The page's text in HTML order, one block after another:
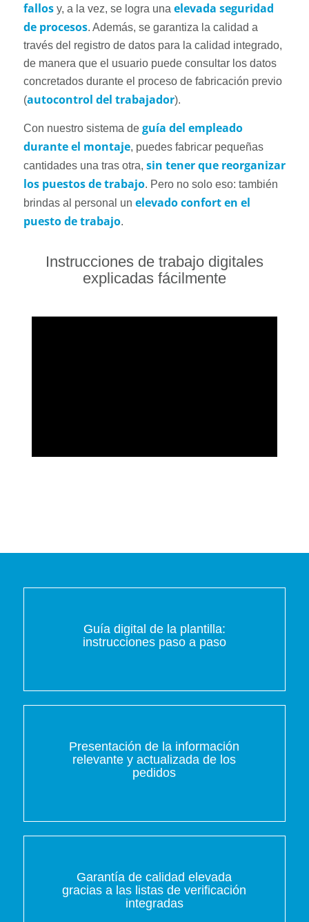
fallosy, a la vez, se logra una elevada seguridad
de procesos. Además, se garantiza la calidad a
través del registro de datos para la calidad integrado,
de manera que el usuario puede consultar los datos
concretados durante el proceso de fabricación previo
(autocontrol del trabajador).
Con nuestro sistema de guía del empleado
durante el montaje, puedes fabricar pequeñas
cantidades una tras otra, sin tener que reorganizar
los puestos de trabajo. Pero no solo eso: también
brindas al personal un elevado confort en el
puesto de trabajo.
Instrucciones de trabajo digitales
explicadas fácilmente
Guía digital de la plantilla:
instrucciones paso a paso
Presentación de la información
relevante y actualizada de los
pedidos
Garantía de calidad elevada
gracias a las listas de verificación
integradas